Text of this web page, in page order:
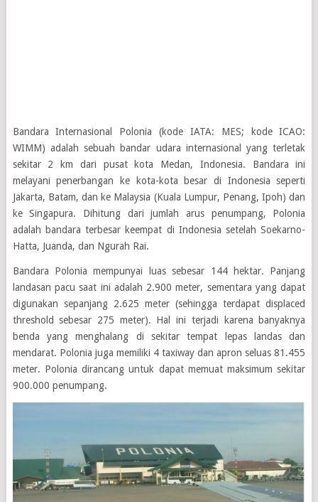
Bandara Internasional Polonia (kode IATA: MES; kode ICAO:
WIMM) adalah sebuah bandar udara internasional yang terletak
sekitar 2 km dari pusat kota Medan, Indonesia. Bandara ini
melayani penerbangan ke kota-kota besar di Indonesia seperti
Jakarta, Batam, dan ke Malaysia (Kuala Lumpur, Penang, Ipoh) dan
ke Singapura. Dihitung dari jumlah arus penumpang, Polonia
adalah bandara terbesar keempat di Indonesia setelah Soekarno-
Hatta, Juanda, dan Ngurah Rai.
Bandara Polonia mempunyai luas sebesar 144 hektar. Panjang
landasan pacu saat ini adalah 2.900 meter, sementara yang dapat
digunakan sepanjang 2.625 meter (sehingga terdapat displaced
threshold sebesar 275 meter). Hal ini terjadi karena banyaknya
benda yang menghalang di sekitar tempat lepas landas dan
mendarat. Polonia juga memiliki 4 taxiway dan apron seluas 81.455
meter. Polonia dirancang untuk dapat memuat maksimum sekitar
900.000 penumpang.